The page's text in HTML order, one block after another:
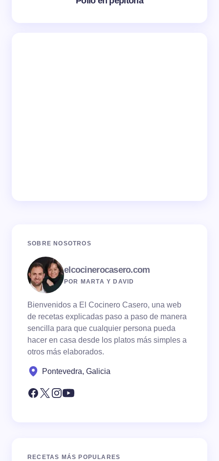
SOBRE NOSOTROS
elcocinerocasero.com
POR MARTA Y DAVID
Bienvenidos a El Cocinero Casero, una web
de recetas explicadas paso a paso de manera
sencilla para que cualquier persona pueda
hacer en casa desde los platos más simples a
otros más elaborados.
Pontevedra, Galicia
RECETAS MÁS POPULARES